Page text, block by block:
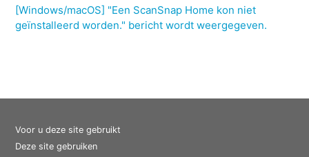
[Windows/macOS] "Een ScanSnap Home kon niet
geïnstalleerd worden." bericht wordt weergegeven.
Voor u deze site gebruikt
Deze site gebruiken